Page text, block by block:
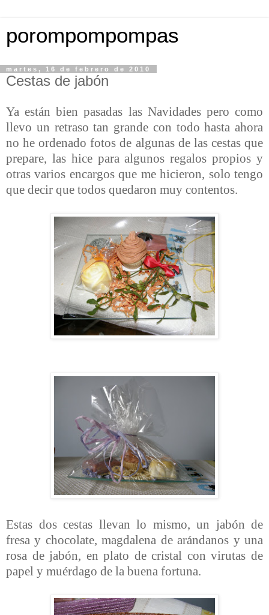
porompompompas
martes, 16 de febrero de 2010
Cestas de jabón
Ya están bien pasadas las Navidades pero como
llevo un retraso tan grande con todo hasta ahora
no he ordenado fotos de algunas de las cestas que
prepare, las hice para algunos regalos propios y
otras varios encargos que me hicieron, solo tengo
que decir que todos quedaron muy contentos.
Estas dos cestas llevan lo mismo, un jabón de
fresa y chocolate, magdalena de arándanos y una
rosa de jabón, en plato de cristal con virutas de
papel y muérdago de la buena fortuna.